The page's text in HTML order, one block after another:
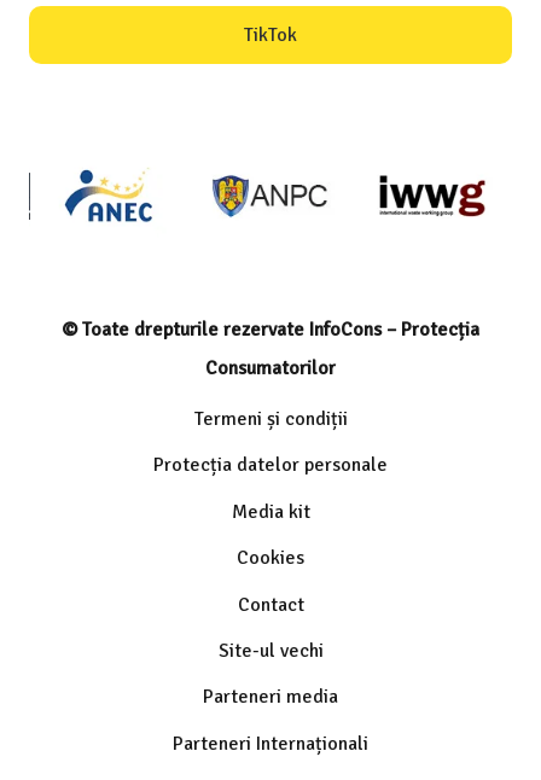
TikTok
© Toate drepturile rezervate InfoCons – Protecția
Consumatorilor
Termeni și condiții
Protecția datelor personale
Media kit
Cookies
Contact
Site-ul vechi
Parteneri media
Parteneri Internaționali